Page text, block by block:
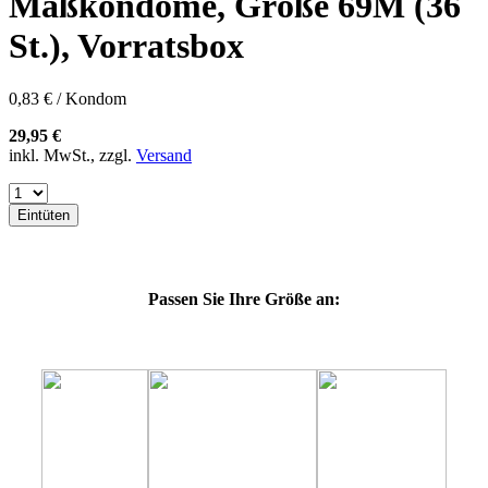
60E
60F
60G
60J
60K
60L
64E
64K
64L
St.), Vorratsbox
0,83 € / Kondom
29,95 €
inkl. MwSt., zzgl. Versand
Eintüten
Passen Sie Ihre Größe an: